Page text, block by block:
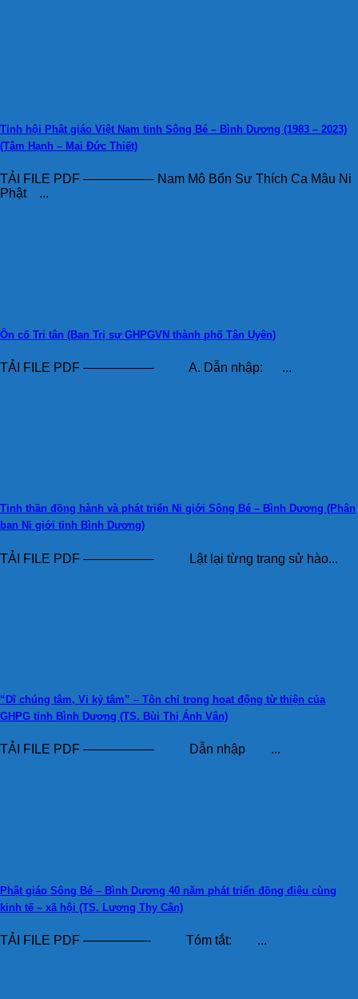
Tỉnh hội Phật giáo Việt Nam tỉnh Sông Bé – Bình Dương (1983 – 2023)
(Tâm Hạnh – Mai Đức Thiết)
TẢI FILE PDF —————– Nam Mô Bổn Sư Thích Ca Mâu Ni
Phật ...
Ôn cố Tri tân (Ban Trị sự GHPGVN thành phố Tân Uyên)
TẢI FILE PDF —————– A. Dẫn nhập: ...
Tinh thần đồng hành và phát triển Ni giới Sông Bé – Bình Dương (Phân
ban Ni giới tỉnh Bình Dương)
TẢI FILE PDF —————– Lật lại từng trang sử hào...
“Dĩ chúng tâm, Vi kỷ tâm” – Tôn chỉ trong hoạt động từ thiện của
GHPG tỉnh Bình Dương (TS. Bùi Thị Ánh Vân)
TẢI FILE PDF —————– Dẫn nhập ...
Phật giáo Sông Bé – Bình Dương 40 năm phát triển đồng điệu cùng
kinh tế – xã hội (TS. Lương Thy Cân)
TẢI FILE PDF —————- Tóm tắt: ...